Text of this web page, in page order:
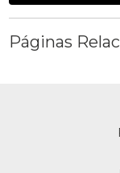
Páginas